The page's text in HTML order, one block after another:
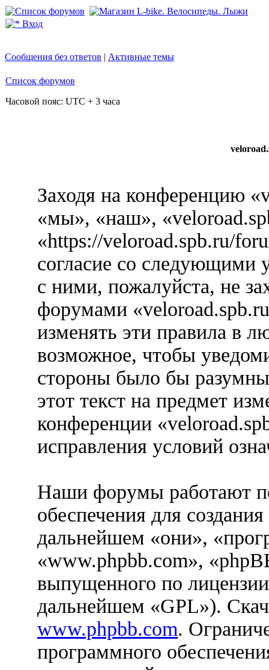
Вход
Сообщения без ответов | Активные темы
Список форумов
Часовой пояс: UTC + 3 часа
Заходя на конференцию
«мы», «наш»,
«https://veloroad.spb.ru/
согласие со следующими
с ними, пожалуйста, не
форумами
изменять эти правила в
возможное, чтобы
стороны было бы
этот текст на предмет
конференции
исправления условий
Наши форумы работают
обеспечения для
дальнейшем «они»,
«www.phpbb.com»,
выпущенного по
дальнейшем «GPL»).
www.phpbb.com.
программного